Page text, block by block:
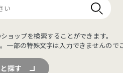
ョップを検索することができます。
一部の特殊文字は入力できませんので
探す